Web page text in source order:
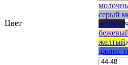
Цвет
серый
черный
желтый
джинс